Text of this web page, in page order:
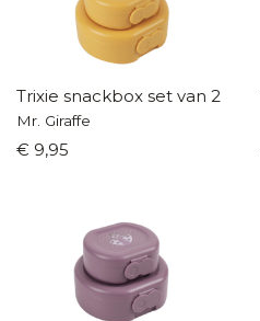
Trixie snackbox set van 2
Mr. Giraffe
€ 9,95